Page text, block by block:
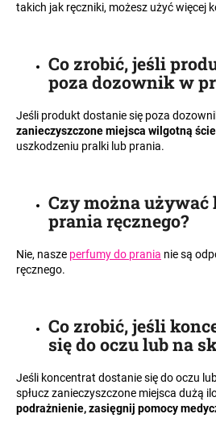
takich jak ręczniki, możesz użyć więcej
Co zrobić, jeśli
poza dozownik w
Jeśli produkt dostanie się poza
zanieczyszczone miejsca wilgotną
uszkodzeniu pralki lub prania.
Czy można
prania ręcznego?
Nie, nasze perfumy do prania nie są
ręcznego.
Co zrobić, jeśli
się do oczu lub na
Jeśli koncentrat dostanie się do oczu
spłucz zanieczyszczone miejsca dużą
podrażnienie, zasięgnij pomocy